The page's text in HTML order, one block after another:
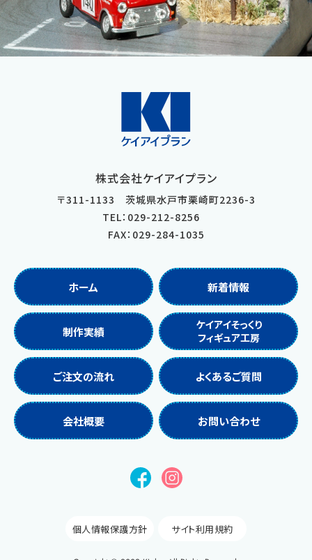
株式会社ケイアイプラン
〒311-1133 茨城県水戸市栗崎町2236-3
TEL：029-212-8256
FAX：029-284-1035
ホーム 新着情報
制作実績
ケイアイそっくり
フィギュア工房
ご注文の流れ よくあるご質問
会社概要 お問い合わせ
個人情報保護方針 サイト利用規約